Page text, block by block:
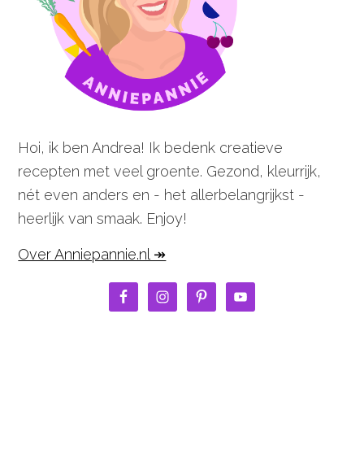
Hoi, ik ben Andrea! Ik bedenk creatieve
recepten met veel groente. Gezond, kleurrijk,
nét even anders en - het allerbelangrijkst -
heerlijk van smaak. Enjoy!
Over Anniepannie.nl ↠